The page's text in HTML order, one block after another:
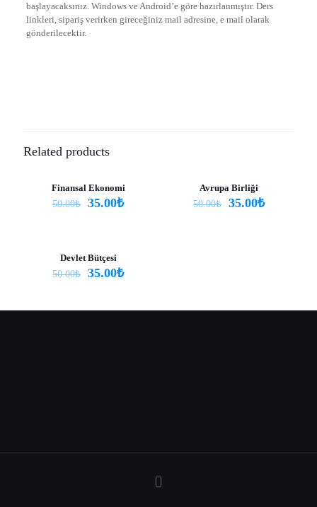
başlayacaksınız. Windows ve Android’e göre hazırlanmıştır. Ders
linkleri, sipariş verirken gireceğiniz mail adresine, e mail olarak
gönderilecektir.
E-posta adresiniz yayınlanmayacak.
adresim ve site adresim bu tarayıcıya kaydedilsin.
Related products
-30%Finansal Ekonomi
50.00₺ 35.00₺
Avrupa Birliği
50.00₺ 35.00₺
Devlet Bütçesi
50.00₺ 35.00₺